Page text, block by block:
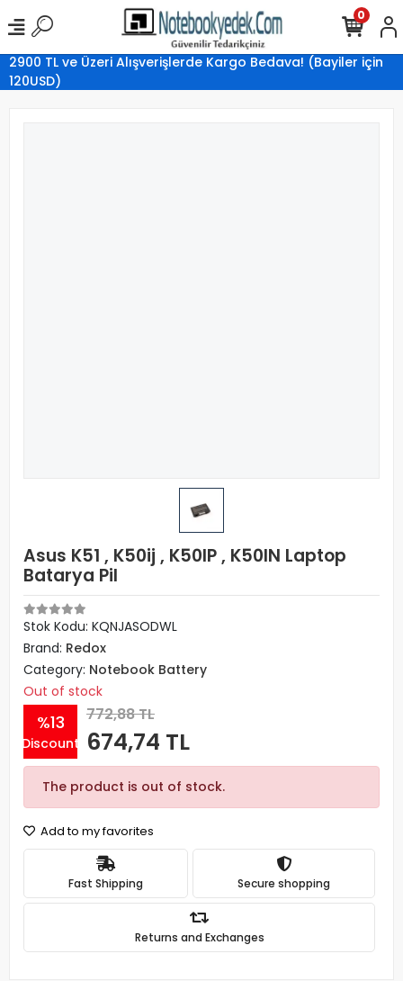
2900 TL ve Üzeri Alışverişlerde Kargo Bedava! (Bayiler için
120USD)
0
Asus K51 , K50ij , K50IP , K50IN Laptop
Batarya Pil
Stok Kodu: KQNJASODWL
Brand: Redox
Category: Notebook Battery
Out of stock
%13
Discount
772,88 TL
674,74 TL
The product is out of stock.
Add to my favorites
Fast Shipping Secure shopping
Returns and Exchanges